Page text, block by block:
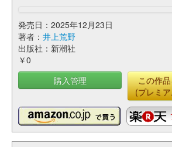
発売日：2025年12月23日
著者： 井上荒野
出版社：新潮社
￥0
購入管理
この作
(プレミ